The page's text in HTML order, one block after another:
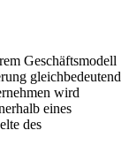
Geschäftsmodell
gleichbedeutend
wird
eines
des